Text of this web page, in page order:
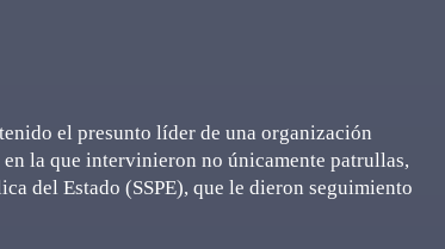
el presunto líder de una organización
la que intervinieron no únicamente patrullas,
del Estado (SSPE), que le dieron seguimiento